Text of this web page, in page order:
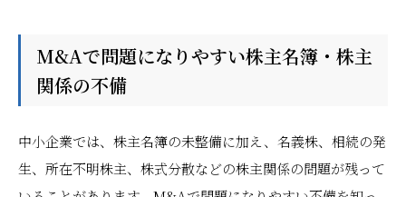
M&Aで問題になりやすい株主名簿・株主
関係の不備
中小企業では、株主名簿の未整備に加え、名義株、相続の発
生、所在不明株主、株式分散などの株主関係の問題が残って